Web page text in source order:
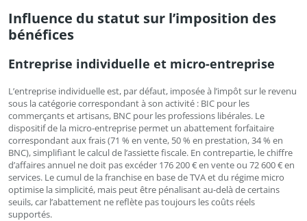
Influence du statut sur l’imposition des
bénéfices
Entreprise individuelle et micro-entreprise
L’entreprise individuelle est, par défaut, imposée à l’impôt sur le revenu
sous la catégorie correspondant à son activité : BIC pour les
commerçants et artisans, BNC pour les professions libérales. Le
dispositif de la micro-entreprise permet un abattement forfaitaire
correspondant aux frais (71 % en vente, 50 % en prestation, 34 % en
BNC), simplifiant le calcul de l’assiette fiscale. En contrepartie, le chiffre
d’affaires annuel ne doit pas excéder 176 200 € en vente ou 72 600 € en
services. Le cumul de la franchise en base de TVA et du régime micro
optimise la simplicité, mais peut être pénalisant au-delà de certains
seuils, car l’abattement ne reflète pas toujours les coûts réels
supportés.